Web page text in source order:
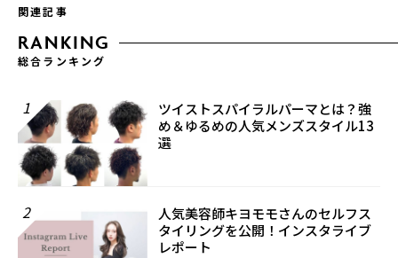
関連記事
RANKING
総合ランキング
1
ツイストスパイラルパーマとは？強
め＆ゆるめの人気メンズスタイル13
選
2
人気美容師キヨモモさんのセルフス
タイリングを公開！インスタライブ
レポート